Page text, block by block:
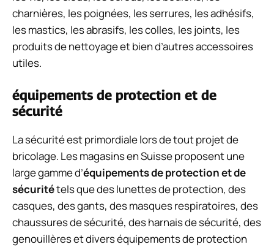
charnières, les poignées, les serrures, les adhésifs,
les mastics, les abrasifs, les colles, les joints, les
produits de nettoyage et bien d’autres accessoires
utiles.
équipements de protection et de
sécurité
La sécurité est primordiale lors de tout projet de
bricolage. Les magasins en Suisse proposent une
large gamme d’équipements de protection et de
sécuritétels que des lunettes de protection, des
casques, des gants, des masques respiratoires, des
chaussures de sécurité, des harnais de sécurité, des
genouillères et divers équipements de protection